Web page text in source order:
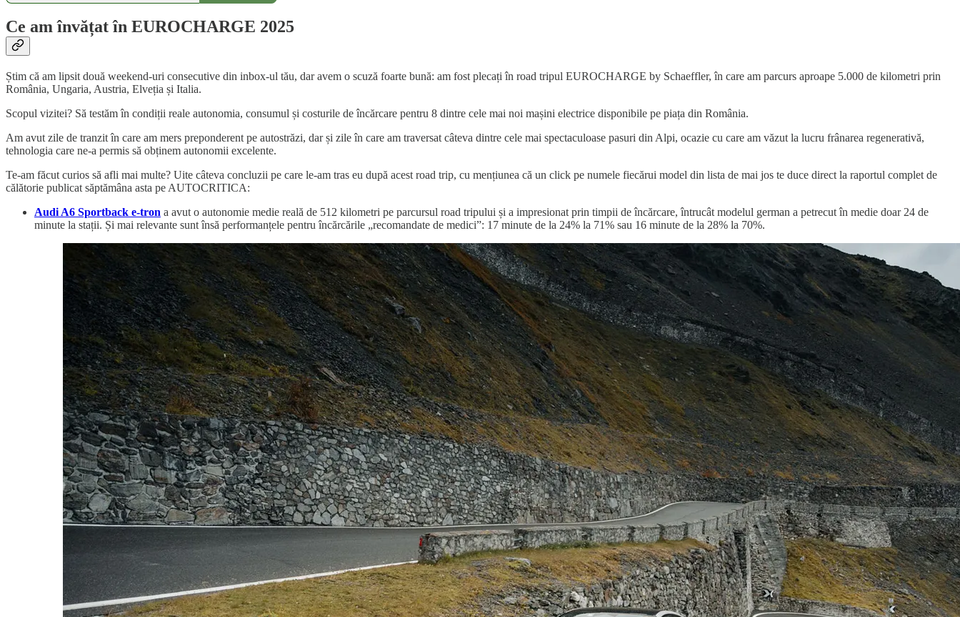
Ce am învățat în EUROCHARGE 2025
Știm că am lipsit două weekend-uri consecutive din inbox-ul tău, dar avem o scuză foarte bună: am fost plecați în road tripul EUROCHARGE by Schaeffler, în care am parcurs aproape 5.000 de kilometri prin
România, Ungaria, Austria, Elveția și Italia.
Scopul vizitei? Să testăm în condiții reale autonomia, consumul și costurile de încărcare pentru 8 dintre cele mai noi mașini electrice disponibile pe piața din România.
Am avut zile de tranzit în care am mers preponderent pe autostrăzi, dar și zile în care am traversat câteva dintre cele mai spectaculoase pasuri din Alpi, ocazie cu care am văzut la lucru frânarea regenerativă,
tehnologia care ne-a permis să obținem autonomii excelente.
Te-am făcut curios să afli mai multe? Uite câteva concluzii pe care le-am tras eu după acest road trip, cu mențiunea că un click pe numele fiecărui model din lista de mai jos te duce direct la raportul complet de
călătorie publicat săptămâna asta pe AUTOCRITICA:
Audi A6 Sportback e-tron a avut o autonomie medie reală de 512 kilometri pe parcursul road tripului și a impresionat prin timpii de încărcare, întrucât modelul german a petrecut în medie doar 24 de
minute la stații. Și mai relevante sunt însă performanțele pentru încărcările „recomandate de medici”: 17 minute de la 24% la 71% sau 16 minute de la 28% la 70%.